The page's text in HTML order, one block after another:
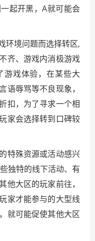
起开黑，A就可能会
环境问题而选择转区,
齐、游戏内消极游戏
游戏体验，在某些大
语辱骂等不良现象，
扣，为了寻求一个相
家会选择转到口碑较
特殊资源或活动感兴
独特的线下活动、有
他大区的玩家前往，
家才能参与的大型线
就可能促使其他大区